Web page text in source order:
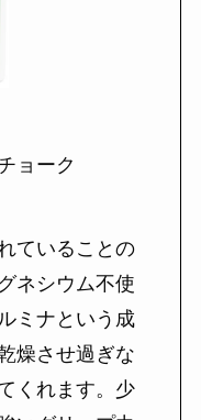
ョーク
ていることの
ネシウム不使
ミナという成
燥させ過ぎな
くれます。少